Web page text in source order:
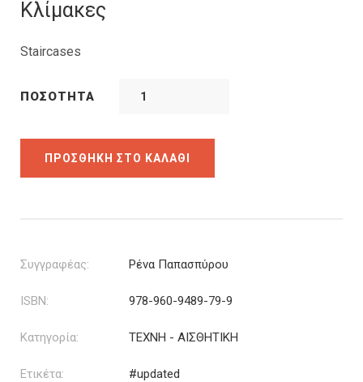
12.72€.είναι:
Κλίμακες
Staircases
ΠΟΣΌΤΗΤΑ
ΠΡΟΣΘΉΚΗ ΣΤΟ ΚΑΛΆΘΙ
Συγγραφέας: Ρένα Παπασπύρου
ISBN: 978-960-9489-79-9
Κατηγορία: ΤΕΧΝΗ - ΑΙΣΘΗΤΙΚΗ
Ετικέτα: #updated